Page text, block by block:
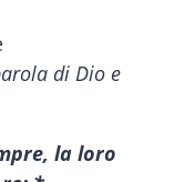
di Dio e
la loro